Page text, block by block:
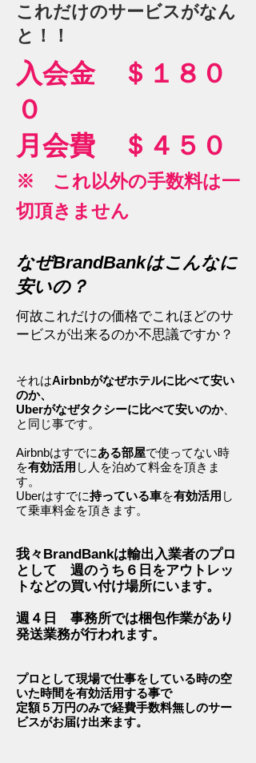
なぜBrandBankはこんなに
安いの？
何故これだけの価格でこれほどのサ
ービスが出来るのか不思議ですか？
それはAirbnbがなぜホテルに比べて安い
のか、
Uberがなぜタクシーに比べて安いのか、
と同じ事です。
Airbnbはすでにある部屋で使ってない時
を有効活用 し人を泊めて料金を頂きま
す。
Uberはすでに持っている車を有効活用 し
て乗車料金を頂きます。
我々BrandBankは輸出入業者のプロ
として 週のうち６日をアウトレッ
トなどの買い付け場所にいます。
週４日 事務所では梱包作業があり
発送業務が行われます。
プロとして現場で仕事をしている時の空
いた時間を有効活用する事で
定額５万円のみで経費手数料無しのサー
ビスがお届け出来ます。
これだけのサービスがなん
と！！
入会金 ＄１８０
０
月会費 ＄４５０
※ これ以外の手数料は一
切頂きません